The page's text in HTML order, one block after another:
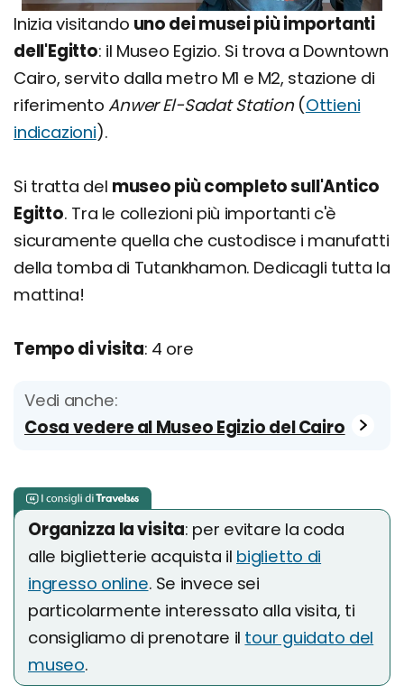
Inizia visitando uno dei musei più importanti
dell'Egitto: il Museo Egizio. Si trova a Downtown
Cairo, servito dalla metro M1 e M2, stazione di
riferimentoAnwer El-Sadat Station(Ottieni
indicazioni).
Si tratta del museo più completo sull'Antico
Egitto. Tra le collezioni più importanti c'è
sicuramente quella che custodisce i manufatti
della tomba di Tutankhamon. Dedicagli tutta la
mattina!
Tempo di visita: 4 ore
Vedi anche:
Cosa vedere al Museo Egizio del Cairo
Organizza la visita: per evitare la coda
alle biglietterie acquista il biglietto di
ingresso online. Se invece sei
particolarmente interessato alla visita, ti
consigliamo di prenotare il tour guidato del
museo.